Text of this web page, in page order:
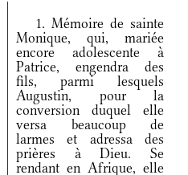
1. Mémoire de sainte
Monique, qui, mariée
encore adolescente à
Patrice, engendra des
fils, parmi lesquels
Augustin, pour la
conversion duquel elle
versa beaucoup de
larmes et adressa des
prières à Dieu. Se
rendant en Afrique, elle